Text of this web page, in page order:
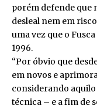
porém defende que
desleal nem em
uma vez que o
1996.
“Por óbvio que
em novos e
considerando aquilo
técnica – e a fim de